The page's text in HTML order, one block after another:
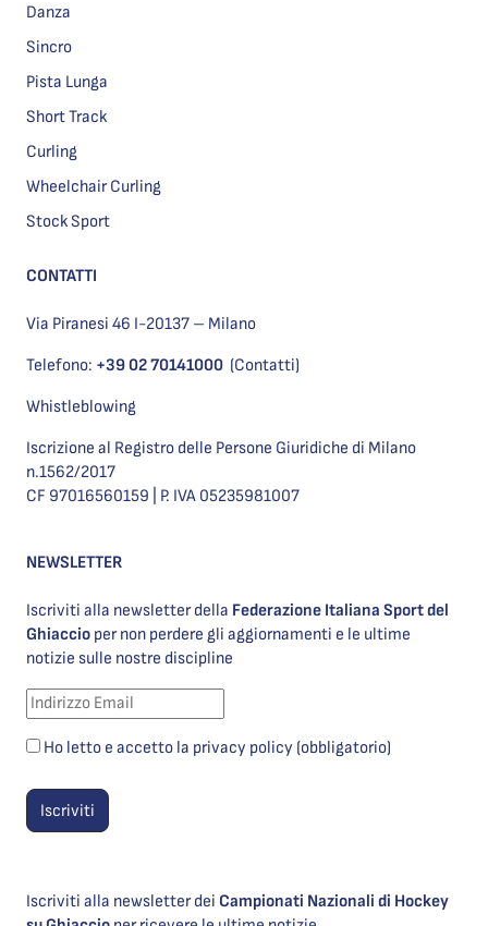
Danza
Sincro
Pista Lunga
Short Track
Curling
Wheelchair Curling
Stock Sport
CONTATTI
Via Piranesi 46 I-20137 – Milano
Telefono: +39 02 70141000 (Contatti)
Whistleblowing
Iscrizione al Registro delle Persone Giuridiche di Milano
n.1562/2017
CF 97016560159 | P. IVA 05235981007
NEWSLETTER
Iscriviti alla newsletter della Federazione Italiana Sport del
Ghiaccio per non perdere gli aggiornamenti e le ultime
notizie sulle nostre discipline
Ho letto e accetto la privacy policy (obbligatorio)
Iscriviti alla newsletter dei Campionati Nazionali di Hockey